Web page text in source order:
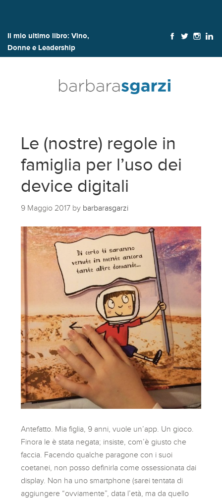
Il mio ultimo libro: Vino,
Donne e Leadership
Le (nostre) regole in
famiglia per l’uso dei
device digitali
9 Maggio 2017 by barbarasgarzi
Antefatto. Mia figlia, 9 anni, vuole un’app. Un gioco.
Finora le è stata negata; insiste, com’è giusto che
faccia. Facendo qualche paragone con i suoi
coetanei, non posso definirla come ossessionata dai
display. Non ha uno smartphone (sarei tentata di
aggiungere “ovviamente”, data l’età, ma da quello